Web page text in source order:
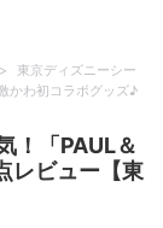
>
東京ディズニーシー
かわ初コラボグッズ♪
！「PAUL＆
レビュー【東